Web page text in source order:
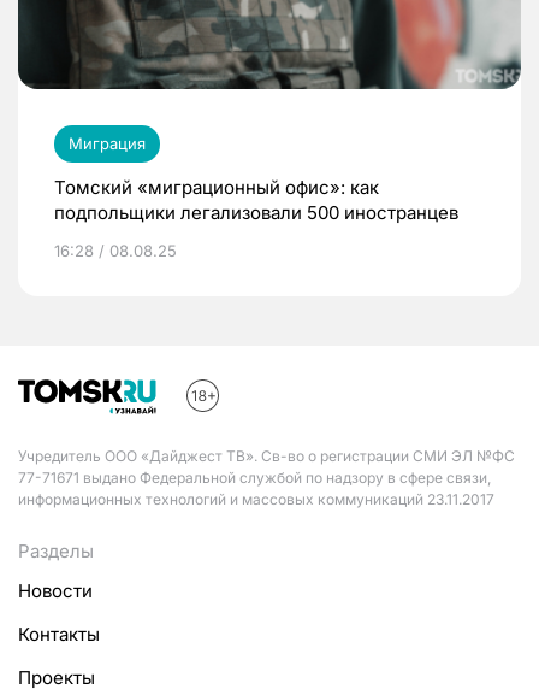
Миграция
Томский «миграционный офис»: как
подпольщики легализовали 500 иностранцев
16:28 / 08.08.25
Учредитель ООО «Дайджест ТВ». Св-во о регистрации СМИ ЭЛ №ФС
77-71671 выдано Федеральной службой по надзору в сфере связи,
информационных технологий и массовых коммуникаций 23.11.2017
Разделы
Новости
Контакты
Проекты